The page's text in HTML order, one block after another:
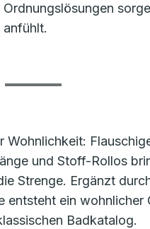
anfühlt.
Wohnlichkeit:
und Stoff-Rollos
Strenge. Ergänzt
entsteht ein
Badkatalog.